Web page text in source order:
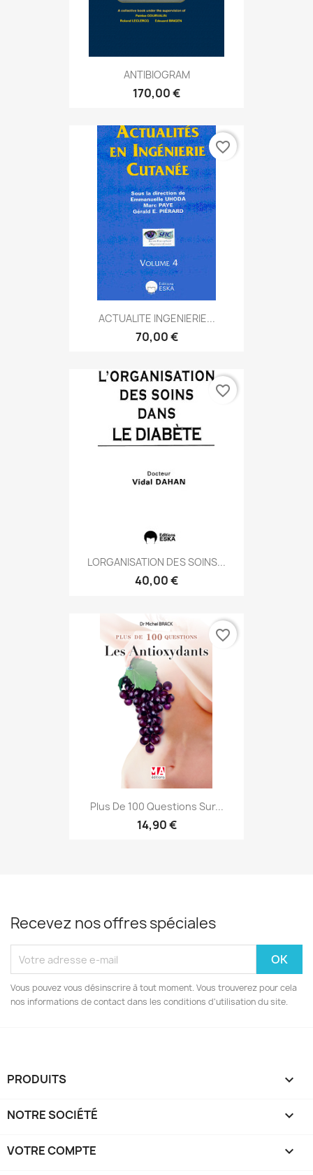
ANTIBIOGRAM
170,00 €
ACTUALITE INGENIERIE...
70,00 €
favorite_border
LORGANISATION DES SOINS...
40,00 €
favorite_border
Plus De 100 Questions Sur...
14,90 €
favorite_border
Recevez nos offres spéciales
Vous pouvez vous désinscrire à tout moment. Vous trouverez pour cela
nos informations de contact dans les conditions d'utilisation du site.
PRODUITS 
NOTRE SOCIÉTÉ 
VOTRE COMPTE 